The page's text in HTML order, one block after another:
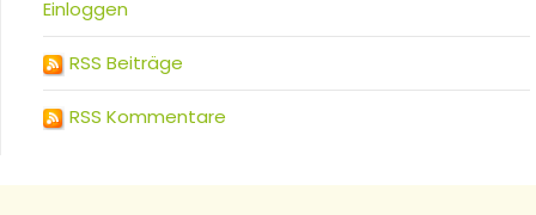
Einloggen
RSS Beiträge
RSS Kommentare